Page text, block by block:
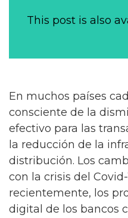
This post is also
En muchos países
consciente de la
efectivo para las
la reducción de la
distribución. Los
con la crisis del Covid-
recientemente, los
digital de los bancos